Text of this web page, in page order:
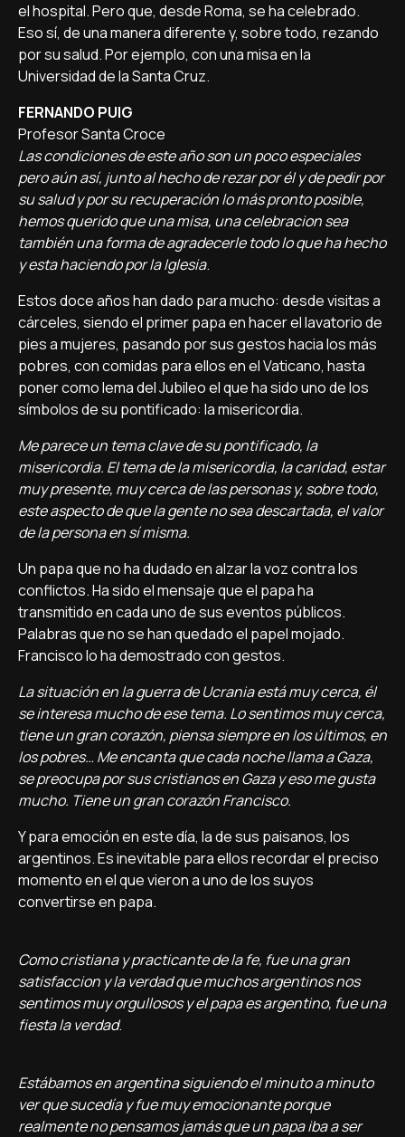
el hospital. Pero que, desde Roma, se ha celebrado.
Eso sí, de una manera diferente y, sobre todo, rezando
por su salud. Por ejemplo, con una misa en la
Universidad de la Santa Cruz.
FERNANDO PUIG
Profesor Santa Croce
Las condiciones de este año son un poco especiales
pero aún así, junto al hecho de rezar por él y de pedir por
su salud y por su recuperación lo más pronto posible,
hemos querido que una misa, una celebracion sea
también una forma de agradecerle todo lo que ha hecho
y esta haciendo por la Iglesia.
Estos doce años han dado para mucho: desde visitas a
cárceles, siendo el primer papa en hacer el lavatorio de
pies a mujeres, pasando por sus gestos hacia los más
pobres, con comidas para ellos en el Vaticano, hasta
poner como lema del Jubileo el que ha sido uno de los
símbolos de su pontificado: la misericordia.
Me parece un tema clave de su pontificado, la
misericordia. El tema de la misericordia, la caridad, estar
muy presente, muy cerca de las personas y, sobre todo,
este aspecto de que la gente no sea descartada, el valor
de la persona en sí misma.
Un papa que no ha dudado en alzar la voz contra los
conflictos. Ha sido el mensaje que el papa ha
transmitido en cada uno de sus eventos públicos.
Palabras que no se han quedado el papel mojado.
Francisco lo ha demostrado con gestos.
La situación en la guerra de Ucrania está muy cerca, él
se interesa mucho de ese tema. Lo sentimos muy cerca,
tiene un gran corazón, piensa siempre en los últimos, en
los pobres… Me encanta que cada noche llama a Gaza,
se preocupa por sus cristianos en Gaza y eso me gusta
mucho. Tiene un gran corazón Francisco.
Y para emoción en este día, la de sus paisanos, los
argentinos. Es inevitable para ellos recordar el preciso
momento en el que vieron a uno de los suyos
convertirse en papa.
Como cristiana y practicante de la fe, fue una gran
satisfaccion y la verdad que muchos argentinos nos
sentimos muy orgullosos y el papa es argentino, fue una
fiesta la verdad.
Estábamos en argentina siguiendo el minuto a minuto
ver que sucedía y fue muy emocionante porque
realmente no pensamos jamás que un papa iba a ser